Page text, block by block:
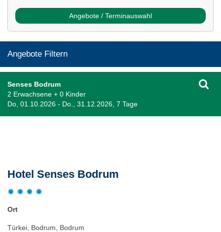
Angebote / Terminauswahl
Angebote Filtern
Senses Bodrum
2 Erwachsene + 0 Kinder
Do, 01.10.2026 - Do., 31.12.2026, 7 Tage
Hotel Senses Bodrum
Ort
Türkei, Bodrum, Bodrum